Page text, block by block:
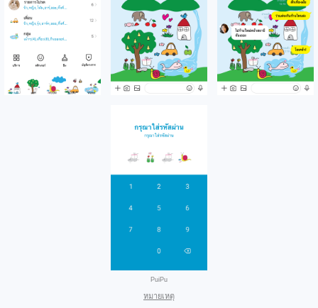
PuiPu
หมายเหตุ